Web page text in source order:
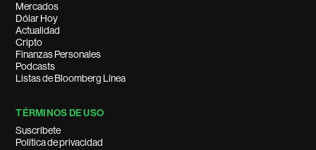
Mercados
Dólar Hoy
Actualidad
Cripto
Finanzas Personales
Podcasts
Listas de Bloomberg Línea
TÉRMINOS DE USO
Suscríbete
Política de privacidad